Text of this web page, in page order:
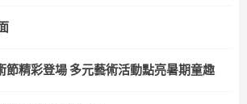
節精彩登場 多元藝術活動點亮暑期童趣